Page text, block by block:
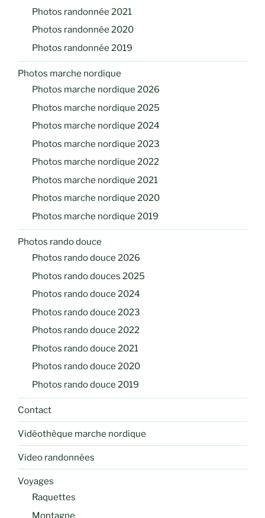
Photos randonnée 2021
Photos randonnée 2020
Photos randonnée 2019
Photos marche nordique
Photos marche nordique 2026
Photos marche nordique 2025
Photos marche nordique 2024
Photos marche nordique 2023
Photos marche nordique 2022
Photos marche nordique 2021
Photos marche nordique 2020
Photos marche nordique 2019
Photos rando douce
Photos rando douce 2026
Photos rando douces 2025
Photos rando douce 2024
Photos rando douce 2023
Photos rando douce 2022
Photos rando douce 2021
Photos rando douce 2020
Photos rando douce 2019
Contact
Vidéothèque marche nordique
Video randonnées
Voyages
Raquettes
Montagne